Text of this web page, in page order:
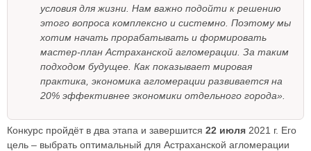
условия для жизни. Нам важно подойти к решению
этого вопроса комплексно и системно. Поэтому мы
хотим начать прорабатывать и формировать
мастер-план Астраханской агломерации. За таким
подходом будущее. Как показывает мировая
практика, экономика агломерации развивается на
20% эффективнее экономики отдельного города».
Конкурс пройдёт в два этапа и завершится 22 июля 2021 г. Его
цель – выбрать оптимальный для Астраханской агломерации